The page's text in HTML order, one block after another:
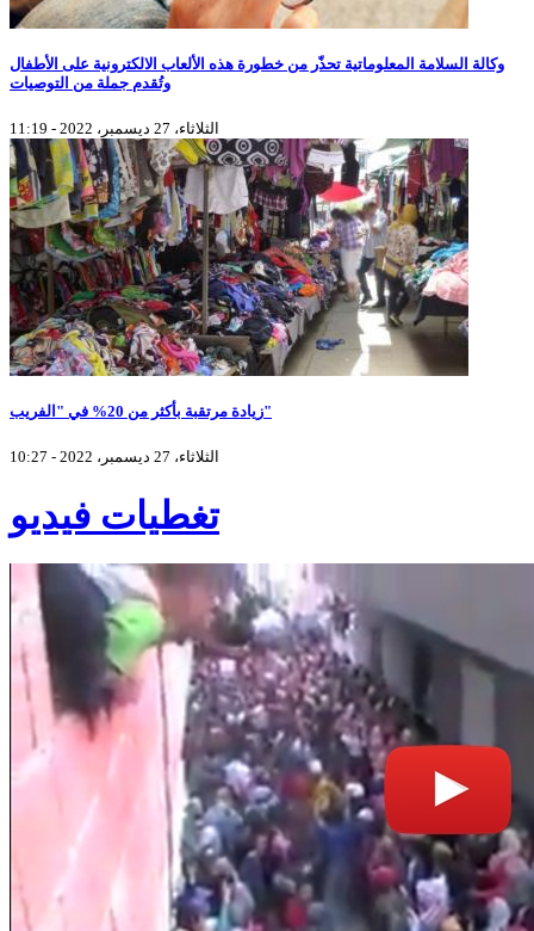
وكالة السلامة المعلوماتية تحذّر من خطورة هذه الألعاب الالكترونية على الأطفال
وتُقدم جملة من التوصيات
الثلاثاء، 27 ديسمبر، 2022 - 11:19
زيادة مرتقبة بأكثر من 20% في "الفريب"
الثلاثاء، 27 ديسمبر، 2022 - 10:27
تغطيات فيديو